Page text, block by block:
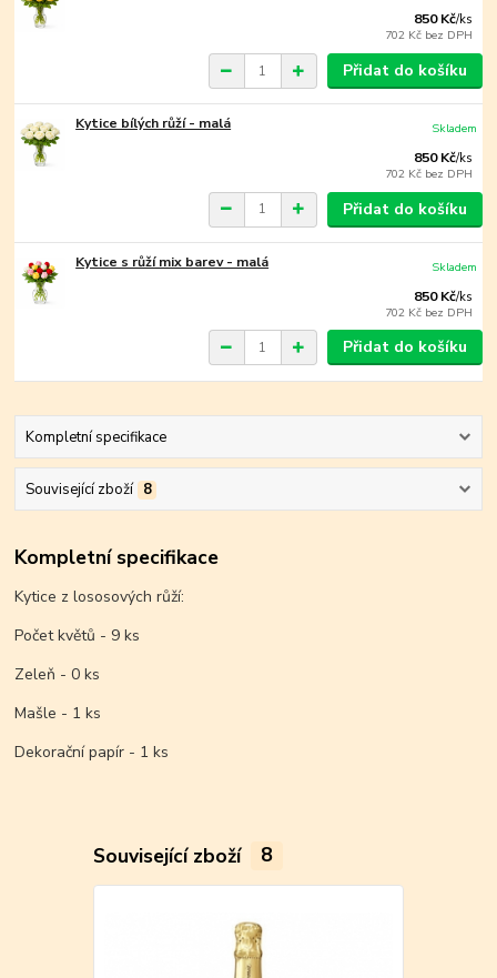
850 Kč/ks
702 Kč bez DPH
Přidat do košíku
Kytice bílých růží - malá
850 Kč/ks
702 Kč bez DPH
Skladem
Přidat do košíku
Kytice s růží mix barev - malá
850 Kč/ks
702 Kč bez DPH
Skladem
Přidat do košíku
Kompletní specifikace
Související zboží 8
Kompletní specifikace
Kytice z lososových růží:
Počet květů - 9 ks
Zeleň - 0 ks
Mašle - 1 ks
Dekorační papír - 1 ks
Související zboží 8